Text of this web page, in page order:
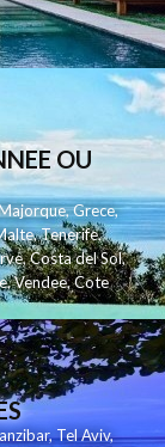
OU
,Grece,
,Tenerife,
,Costa del Sol,
,Vendee,Cote
,Tel Aviv,